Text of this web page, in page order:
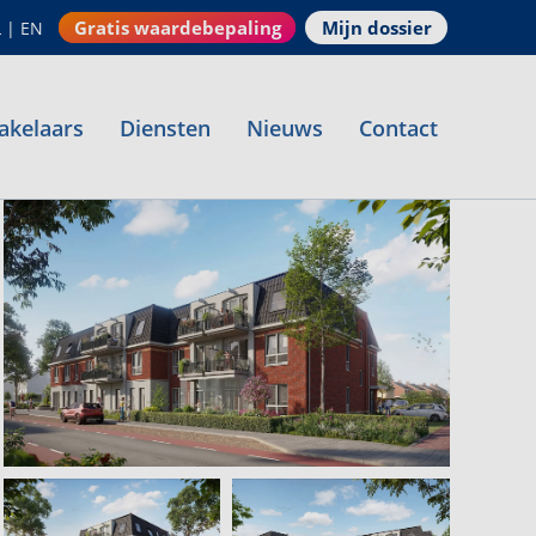
| EN Gratis waardebepaling Mijn dossier
Diensten Nieuws Contact